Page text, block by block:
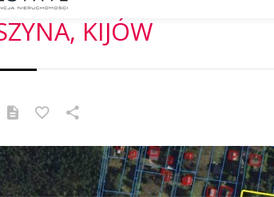
KIJÓW
SPRZEDAŻ